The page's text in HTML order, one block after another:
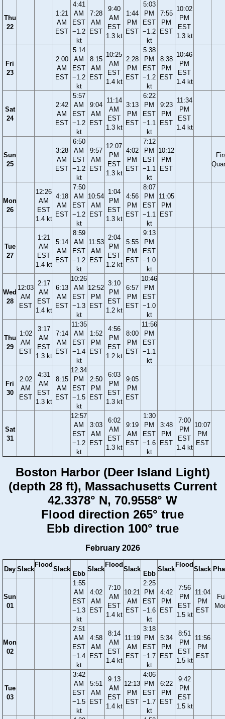
Thu
22
1:21
AM
EST
4:41
AM
EST
−1.2
kt
7:28
AM
EST
9:40
AM
EST
1.3 kt
1:44
PM
EST
5:03
PM
EST
−1.2
kt
7:55
PM
EST
10:02
PM
EST
1.3 kt
Fri
23
2:00
AM
EST
5:14
AM
EST
−1.2
kt
8:15
AM
EST
10:25
AM
EST
1.4 kt
2:28
PM
EST
5:38
PM
EST
−1.2
kt
8:38
PM
EST
10:46
PM
EST
1.4 kt
Sat
24
2:42
AM
EST
5:57
AM
EST
−1.2
kt
9:04
AM
EST
11:14
AM
EST
1.3 kt
3:13
PM
EST
6:22
PM
EST
−1.1
kt
9:23
PM
EST
11:34
PM
EST
1.4 kt
Sun
25
3:28
AM
EST
6:50
AM
EST
−1.2
kt
9:57
AM
EST
12:07
PM
EST
1.3 kt
4:02
PM
EST
7:12
PM
EST
−1.1
kt
10:12
PM
EST
Mon
26
12:26
AM
EST
1.4 kt
4:18
AM
EST
7:50
AM
EST
−1.2
kt
10:54
AM
EST
1:04
PM
EST
1.3 kt
4:56
PM
EST
8:07
PM
EST
−1.1
kt
11:05
PM
EST
Tue
27
1:21
AM
EST
1.4 kt
5:14
AM
EST
8:59
AM
EST
−1.2
kt
11:53
AM
EST
2:04
PM
EST
1.2 kt
5:55
PM
EST
9:13
PM
EST
−1.0
kt
Wed
28
12:03
AM
EST
2:17
AM
EST
1.4 kt
6:13
AM
EST
10:26
AM
EST
−1.3
kt
12:52
PM
EST
3:10
PM
EST
1.2 kt
6:57
PM
EST
10:46
PM
EST
−1.0
kt
Thu
29
1:02
AM
EST
3:17
AM
EST
1.3 kt
7:14
AM
EST
11:35
AM
EST
−1.4
kt
1:52
PM
EST
4:56
PM
EST
1.2 kt
8:00
PM
EST
11:56
PM
EST
−1.1
kt
Fri
30
2:02
AM
EST
4:31
AM
EST
1.3 kt
8:15
AM
EST
12:34
PM
EST
−1.5
kt
2:50
PM
EST
6:03
PM
EST
1.3 kt
9:05
PM
EST
Sat
31
12:57
AM
EST
−1.2
kt
3:03
AM
EST
6:02
AM
EST
1.3 kt
9:19
AM
EST
1:30
PM
EST
−1.6
kt
3:48
PM
EST
7:00
PM
EST
1.4 kt
10:07
PM
EST
Boston Harbor (Deer Island Light)
(depth 28 ft), Massachusetts Current
42.3378° N, 70.9558° W
Flood direction 265° true
Ebb direction 100° true
February 2026
Day Slack
Flood
Slack
Ebb
Slack
Flood
Slack
Ebb
Slack
Flood
Slack
Sun
01
1:55
AM
EST
−1.3
kt
4:02
AM
EST
7:10
AM
EST
1.4 kt
10:21
AM
EST
2:25
PM
EST
−1.6
kt
4:42
PM
EST
7:56
PM
EST
1.5 kt
11:04
PM
EST
Mon
02
2:51
AM
EST
−1.4
kt
4:58
AM
EST
8:14
AM
EST
1.4 kt
11:19
AM
EST
3:18
PM
EST
−1.7
kt
5:34
PM
EST
8:51
PM
EST
1.5 kt
11:56
PM
EST
Tue
03
3:42
AM
EST
−1.5
kt
5:51
AM
EST
9:13
AM
EST
1.4 kt
12:13
PM
EST
4:06
PM
EST
−1.7
kt
6:22
PM
EST
9:42
PM
EST
1.5 kt